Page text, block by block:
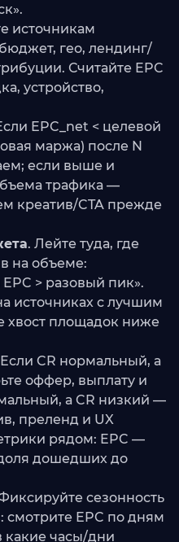
источникам
гео, лендинг/
Считайте EPC
устройство,
EPC_net < целевой
маржа) после N
если выше и
трафика —
креатив/CTA прежде
. Лейте туда, где
на объеме:
> разовый пик».
источниках с лучшим
хвост площадок ниже
CR нормальный, а
оффер, выплату и
а CR низкий —
преленд и UX
рядом: EPC —
дошедших до
сезонность
смотрите EPC по дням
какие часы/дни